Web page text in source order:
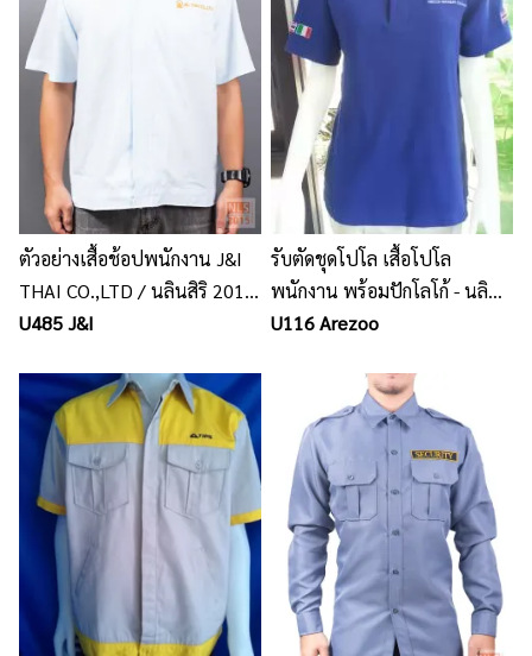
ตัวอย่างเสื้อช้อปพนักงาน J&I
THAI CO.,LTD / นลินสิริ 2015
จำกัด รับผลิตเสื้อช้อปพนักงาน
U485 J&I
รับตัดชุดโปโล เสื้อโปโล
พนักงาน พร้อมปักโลโก้ - นลิน
สิริ
U116 Arezoo